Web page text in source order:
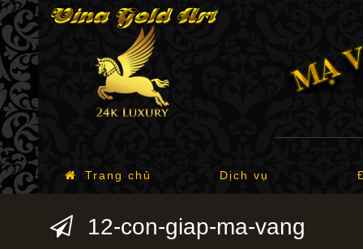
Trang chủ Dịch vụ
12-con-giap-ma-vang